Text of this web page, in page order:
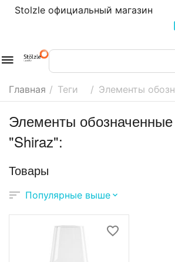
Stolzle официальный магазин
Главная / Теги / Элементы
Элементы обозначенные
"Shiraz":
Товары
Популярные выше